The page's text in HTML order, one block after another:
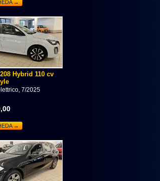
→
Hybrid 110 cv
7/2025
→